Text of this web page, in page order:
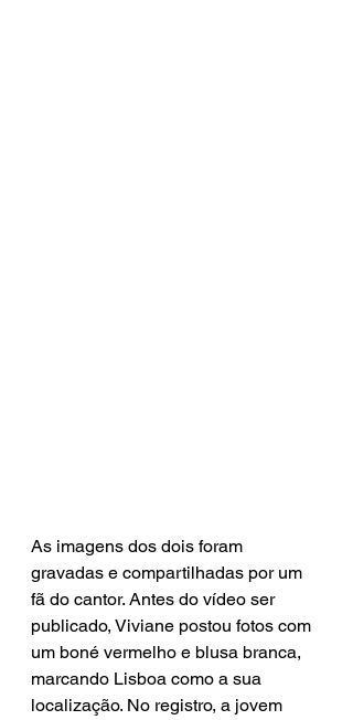
As imagens dos dois foram
gravadas e compartilhadas por um
fã do cantor. Antes do vídeo ser
publicado, Viviane postou fotos com
um boné vermelho e blusa branca,
marcando Lisboa como a sua
localização. No registro, a jovem